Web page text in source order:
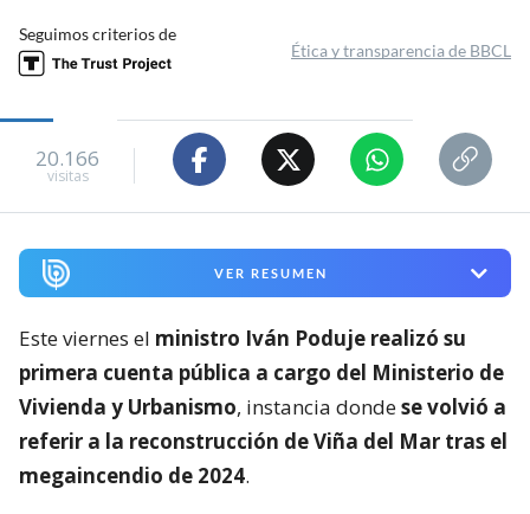
Seguimos criterios de
Ética y transparencia de BBCL
20.166
visitas
VER RESUMEN
Este viernes el ministro Iván Poduje realizó su
primera cuenta pública a cargo del Ministerio de
Vivienda y Urbanismo, instancia dondese volvió a
referir a la reconstrucción de Viña del Mar tras el
megaincendio de 2024.